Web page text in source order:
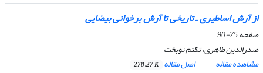
از آرش اساطیری ـ تاریخی تا آرش برخوانی بیضایی
صفحه75-90
صدرالدین طاهری، تکتم نوبخت
مشاهده مقاله
اصل مقاله 278.27 K